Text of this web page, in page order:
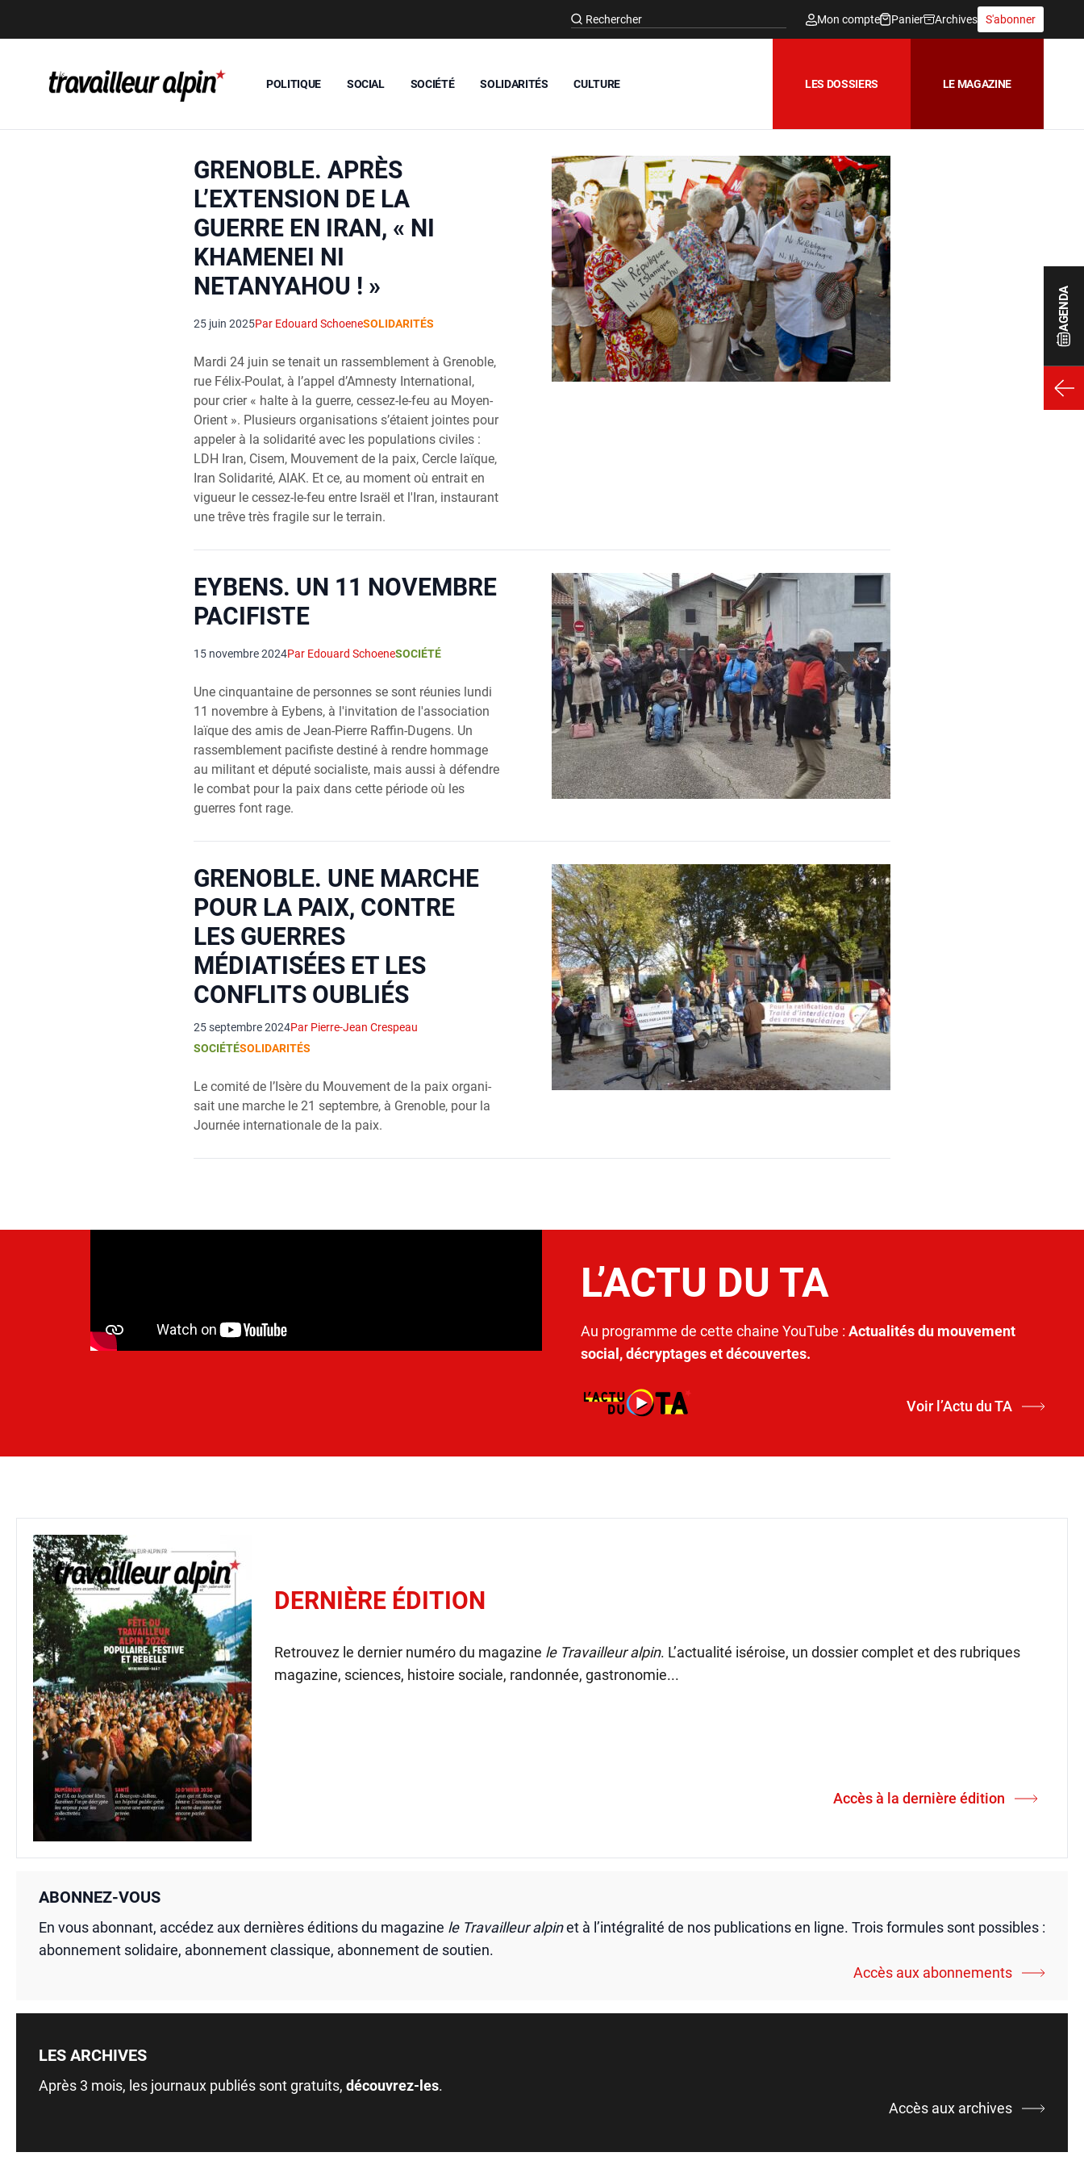
AGENDA
Mon compte Panier Archives S'abonner
POLITIQUE SOCIAL SOCIÉTÉ SOLIDARITÉS CULTURE LES DOSSIERS LE MAGAZINE
GRENOBLE. APRÈS
L’EXTENSION DE LA
GUERRE EN IRAN, « NI
KHAMENEI NI
NETANYAHOU ! »
25 juin 2025Par Edouard SchoeneSOLIDARITÉS
Mardi 24 juin se tenait un rassemblement à Grenoble,
rue Félix-Poulat, à l’appel d’Amnesty International,
pour crier « halte à la guerre, cessez-le-feu au Moyen-
Orient ». Plusieurs organisations s’étaient jointes pour
appeler à la solidarité avec les populations civiles :
LDH Iran, Cisem, Mouvement de la paix, Cercle laïque,
Iran Solidarité, AIAK. Et ce, au moment où entrait en
vigueur le cessez-le-feu entre Israël et l'Iran, instaurant
une trêve très fragile sur le terrain.
EYBENS. UN 11 NOVEMBRE
PACIFISTE
15 novembre 2024Par Edouard SchoeneSOCIÉTÉ
Une cinquantaine de personnes se sont réunies lundi
11 novembre à Eybens, à l'invitation de l'association
laïque des amis de Jean-Pierre Raffin-Dugens. Un
rassemblement pacifiste destiné à rendre hommage
au militant et député socialiste, mais aussi à défendre
le combat pour la paix dans cette période où les
guerres font rage.
GRENOBLE. UNE MARCHE
POUR LA PAIX, CONTRE
LES GUERRES
MÉDIATISÉES ET LES
CONFLITS OUBLIÉS
25 septembre 2024Par Pierre-Jean Crespeau
SOCIÉTÉSOLIDARITÉS
Le comi­té de l’I­sère du Mou­ve­ment de la paix orga­ni­
sait une marche le 21 sep­tembre, à Gre­noble, pour la
Jour­née inter­na­tio­nale de la paix.
L’ACTU DU TA
Au programme de cette chaine YouTube : Actualités du mouvement
social, décryptages et découvertes.
Voir l’Actu du TA
DERNIÈRE ÉDITION
Retrouvez le dernier numéro du magazine le Travailleur alpin. L’actualité iséroise, un dossier complet et des rubriques
magazine, sciences, histoire sociale, randonnée, gastronomie...
Accès à la dernière édition
ABONNEZ-VOUS
En vous abonnant, accédez aux dernières éditions du magazine le Travailleur alpinet à l’intégralité de nos publications en ligne. Trois formules sont possibles :
abonnement solidaire, abonnement classique, abonnement de soutien.
Accès aux abonnements
LES ARCHIVES
Après 3 mois, les journaux publiés sont gratuits, découvrez-les.
Accès aux archives